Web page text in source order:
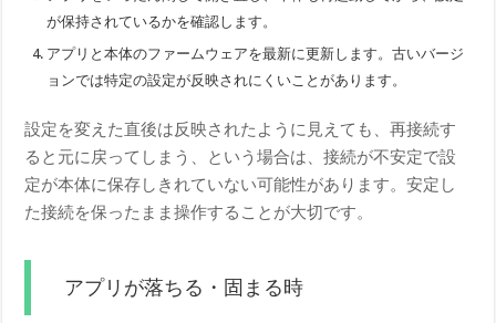
が保持されているかを確認します。
アプリと本体のファームウェアを最新に更新します。古いバージ
ョンでは特定の設定が反映されにくいことがあります。
設定を変えた直後は反映されたように見えても、再接続す
ると元に戻ってしまう、という場合は、接続が不安定で設
定が本体に保存しきれていない可能性があります。安定し
た接続を保ったまま操作することが大切です。
アプリが落ちる・固まる時